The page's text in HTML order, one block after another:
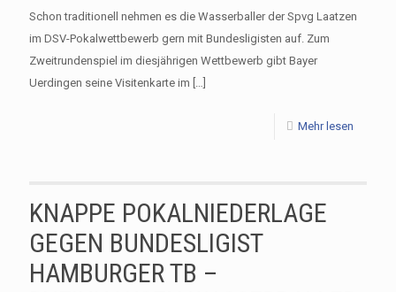
Schon traditionell nehmen es die Wasserballer der Spvg Laatzen
im DSV-Pokalwettbewerb gern mit Bundesligisten auf. Zum
Zweitrundenspiel im diesjährigen Wettbewerb gibt Bayer
Uerdingen seine Visitenkarte im […]
Mehr lesen
KNAPPE POKALNIEDERLAGE
GEGEN BUNDESLIGIST
HAMBURGER TB –